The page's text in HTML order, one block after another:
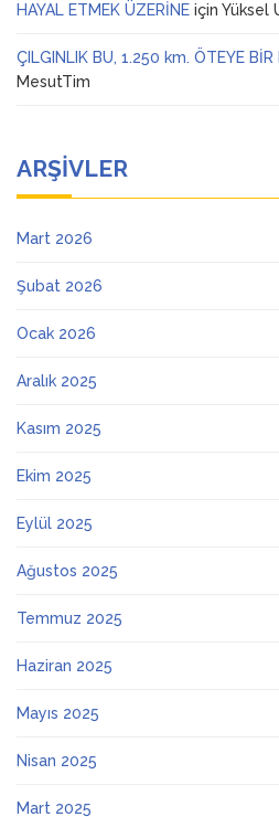
HAYAL ETMEK ÜZERİNE için Yüksel
ÇILGINLIK BU, 1.250 km. ÖTEYE
MesutTim
ARŞIVLER
Mart 2026
Şubat 2026
Ocak 2026
Aralık 2025
Kasım 2025
Ekim 2025
Eylül 2025
Ağustos 2025
Temmuz 2025
Haziran 2025
Mayıs 2025
Nisan 2025
Mart 2025